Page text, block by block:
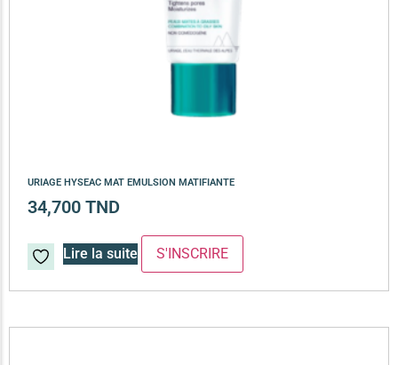
URIAGE HYSEAC MAT EMULSION MATIFIANTE
34,700 TND
Lire la suite